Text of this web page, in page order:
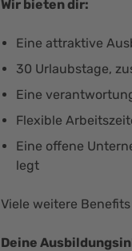
Wir bieten dir:
Eine attraktive
30 Urlaubstage,
Eine
Flexible
Eine offene
legt
Viele weitere
Deine